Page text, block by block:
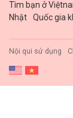
Tìm bạn ở
Nhật
Quốc gia
Nội qui sử dụng